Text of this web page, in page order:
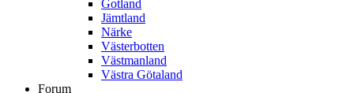
Gotland
Jämtland
Närke
Västerbotten
Västmanland
Västra Götaland
Forum